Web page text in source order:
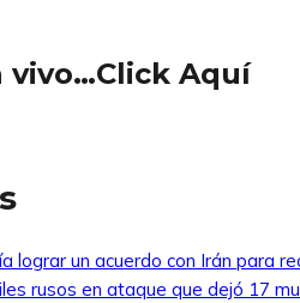
vivo…Click Aquí
lograr un acuerdo con Irán para
rusos en ataque que dejó 17